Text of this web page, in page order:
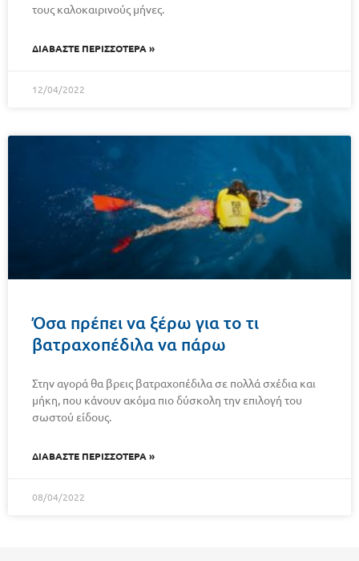
τους καλοκαιρινούς μήνες.
ΔΙΑΒΑΣΤΕ ΠΕΡΙΣΣΟΤΕΡΑ »
12/04/2022
Όσα πρέπει να ξέρω για το τι
βατραχοπέδιλα να πάρω
Στην αγορά θα βρεις βατραχοπέδιλα σε πολλά σχέδια και
μήκη, που κάνουν ακόμα πιο δύσκολη την επιλογή του
σωστού είδους.
ΔΙΑΒΑΣΤΕ ΠΕΡΙΣΣΟΤΕΡΑ »
08/04/2022